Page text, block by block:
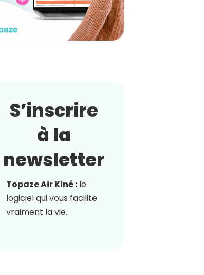
S’inscrire
à la
newsletter
Topaze Air Kiné :le
logiciel qui vous facilite
vraiment la vie.